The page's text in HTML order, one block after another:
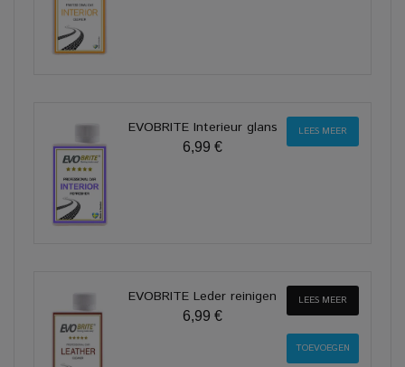
EVOBRITE Interieur glans
6,99 €
LEES MEER
EVOBRITE Leder reinigen
6,99 €
LEES MEER